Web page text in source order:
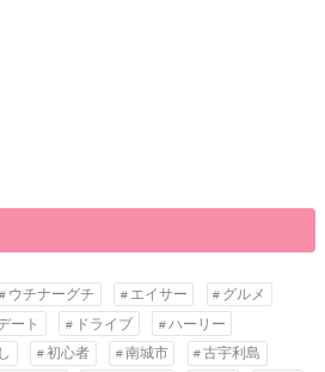
ウチナーグチ エイサー
グルメ
ート ドライブ
ハーリー
初心者 南城市
古宇利島